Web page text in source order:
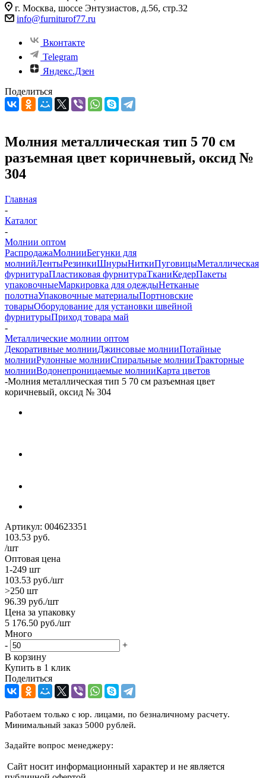
г. Москва, шоссе Энтузиастов, д.56, стр.32
info@furniturof77.ru
Вконтакте
Telegram
Яндекс.Дзен
Поделиться
Молния металлическая тип 5 70 см
разъемная цвет коричневый, оксид №
304
Главная
-
Каталог
-
Молнии оптом
РаспродажаМолнииБегунки для
молнийЛентыРезинкиШнурыНиткиПуговицыМеталлическая
фурнитураПластиковая фурнитураТканиКедерПакеты
упаковочныеМаркировка для одеждыНетканые
полотнаУпаковочные материалыПортновские
товарыОборудование для установки швейной
фурнитурыПриход товара май
-
Металлические молнии оптом
Декоративные молнииДжинсовые молнииПотайные
молнииРулонные молнииСпиральные молнииТракторные
молнииВодонепроницаемые молнииКарта цветов
-Молния металлическая тип 5 70 см разъемная цвет
коричневый, оксид № 304
Артикул: 004623351
103.53 руб.
/шт
Оптовая цена
1-249 шт
103.53 руб./шт
>250 шт
96.39 руб./шт
Цена за упаковку
5 176.50 руб./шт
Много
-
+
В корзину
Купить в 1 клик
Поделиться
Работаем только с юр. лицами, по безналичному расчету.
Минимальный заказ 5000 рублей.
Задайте вопрос менеджеру:
Сайт носит информационный характер и не является